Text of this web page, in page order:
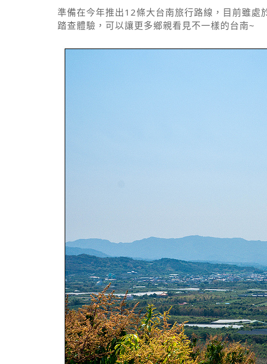
準備在今年推出12條大台南旅行路線，目前雖處
踏查體驗，可以讓更多鄉親看見不一樣的台南~